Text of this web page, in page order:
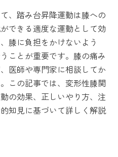
、踏み台昇降運動は膝への
できる適度な運動として効
膝に負担をかけないよう
ことが重要です。膝の痛み
医師や専門家に相談してか
この記事では、変形性膝関
の効果、正しいやり方、注
知見に基づいて詳しく解説